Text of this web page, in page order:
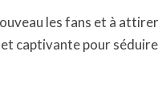
les fans et à attirer
captivante pour séduire